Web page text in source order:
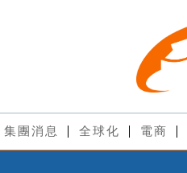
集團消息 全球化 電商